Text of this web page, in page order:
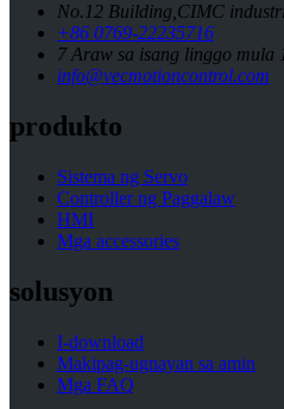
No.12 Building,CIMC
+86 0769-22235716
7 Araw sa isang linggo mula
info@vecmotioncontrol.com
produkto
Sistema ng Servo
Controller ng Paggalaw
HMI
Mga accessories
solusyon
I-download
Makipag-ugnayan sa amin
Mga FAQ